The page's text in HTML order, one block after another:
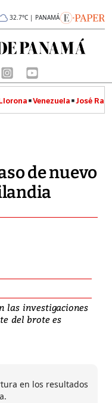
32.7°C | PANAMÁ
Venezuela José
de nuevo
las investigaciones
del brote es
en los resultados